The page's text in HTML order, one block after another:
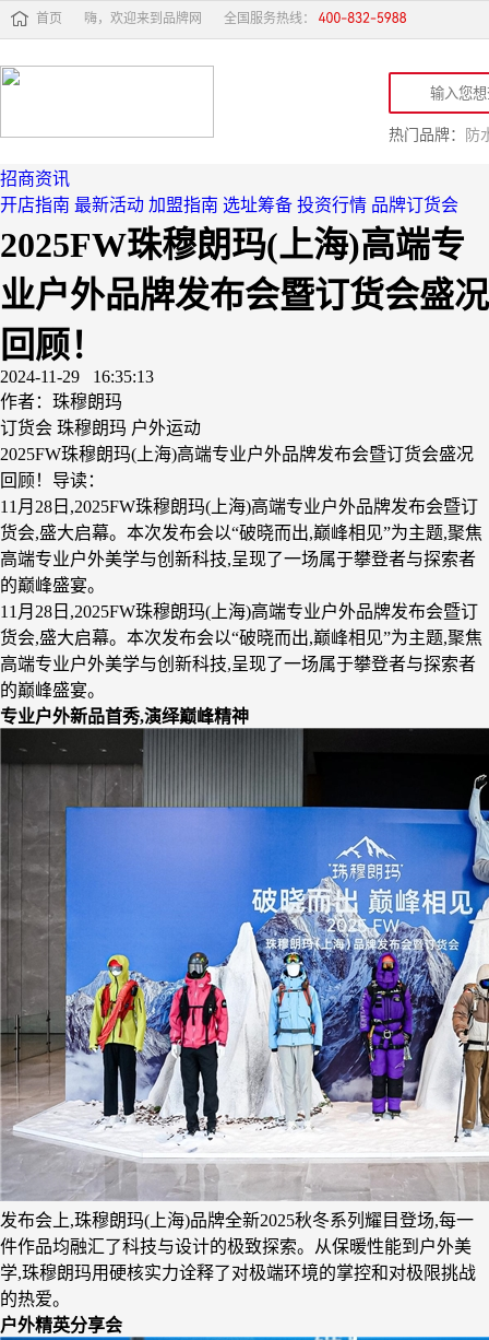
首页 嗨，欢迎来到品牌网 全国服务热线：
热门品牌： 防
招商资讯
开店指南 最新活动 加盟指南 选址筹备 投资行情 品牌订货会
​2025FW珠穆朗玛(上海)高端专
业户外品牌发布会暨订货会盛况
回顾！
2024-11-29 16:35:13
作者：珠穆朗玛
订货会 珠穆朗玛 户外运动
​2025FW珠穆朗玛(上海)高端专业户外品牌发布会暨订货会盛况
回顾！导读：
11月28日,2025FW珠穆朗玛(上海)高端专业户外品牌发布会暨订
货会,盛大启幕。本次发布会以“破晓而出,巅峰相见”为主题,聚焦
高端专业户外美学与创新科技,呈现了一场属于攀登者与探索者
的巅峰盛宴。
11月28日,2025FW珠穆朗玛(上海)高端专业户外品牌发布会暨订
货会,盛大启幕。本次发布会以“破晓而出,巅峰相见”为主题,聚焦
高端专业户外美学与创新科技,呈现了一场属于攀登者与探索者
的巅峰盛宴。
专业户外新品首秀,演绎巅峰精神
发布会上,珠穆朗玛(上海)品牌全新2025秋冬系列耀目登场,每一
件作品均融汇了科技与设计的极致探索。从保暖性能到户外美
学,珠穆朗玛用硬核实力诠释了对极端环境的掌控和对极限挑战
的热爱。
户外精英分享会